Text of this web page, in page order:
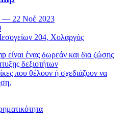
— 22 Νοέ 2023
204, Χολαργός
ένας δωρεάν και δια ζώσης
δεξιοτήτων
που θέλουν ή σχεδιάζουν να